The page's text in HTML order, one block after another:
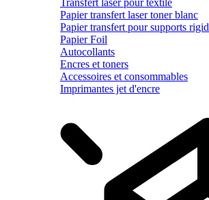
Papier transfert laser toner blanc
Papier transfert pour supports
Papier Foil
Autocollants
Encres et toners
Accessoires et consommables
Imprimantes jet d'encre